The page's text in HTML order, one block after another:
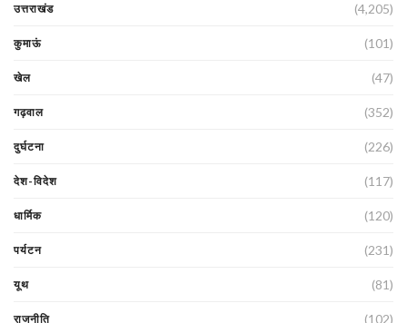
उत्तराखंड (4,205)
कुमाऊं (101)
खेल (47)
गढ़वाल (352)
दुर्घटना (226)
देश-विदेश (117)
धार्मिक (120)
पर्यटन (231)
यूथ (81)
राजनीति (102)